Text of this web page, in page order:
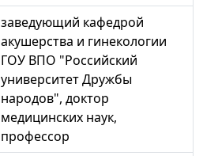
заведующий кафедрой
акушерства и гинекологии
ГОУ ВПО "Российский
университет Дружбы
народов", доктор
медицинских наук,
профессор